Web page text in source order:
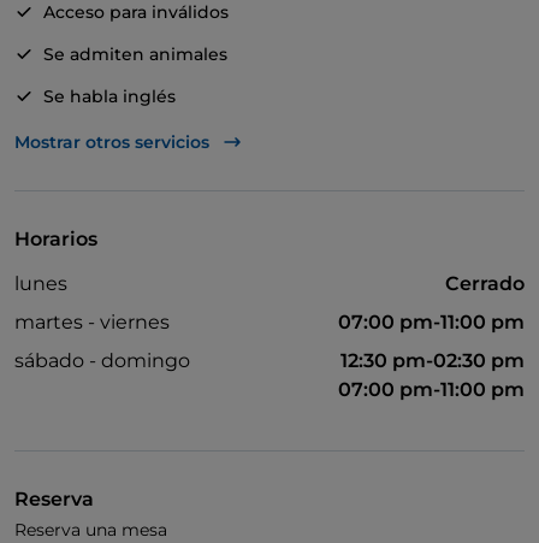
Acceso para inválidos
Se admiten animales
Se habla inglés
Wi-Fi
Mostrar otros servicios
Horarios
lunes
Cerrado
martes - viernes
07:00 pm-11:00 pm
sábado - domingo
12:30 pm-02:30 pm
07:00 pm-11:00 pm
Reserva
Reserva una mesa